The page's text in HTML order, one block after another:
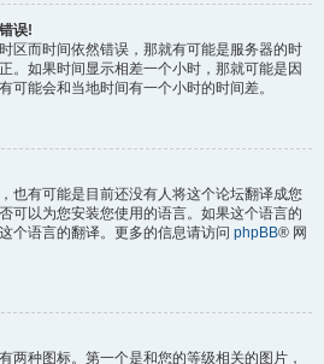
误!
区而时间依然错误，那就有可能是服务器的时
。如果时间显示相差一个小时，那就可能是因
可能会和当地时间有一个小时的时间差。
也有可能是目前还没有人将这个论坛翻译成您
可以为您安装您使用的语言。如果这个语言的
个语言的翻译。更多的信息请访问 phpBB® 网
两种图标。第一个是和您的等级相关的图片，